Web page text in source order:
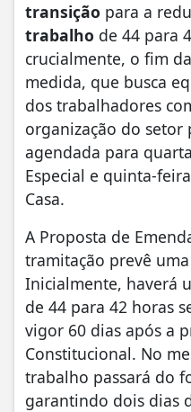
transição para a
trabalho de 44 para
crucialmente, o fim da
medida, que busca
dos trabalhadores
organização do
agendada para
Especial e quinta-
Casa.
A Proposta de
tramitação prevê
Inicialmente, haverá
de 44 para 42 horas
vigor 60 dias após a
Constitucional. No
trabalho passará do
garantindo dois dias